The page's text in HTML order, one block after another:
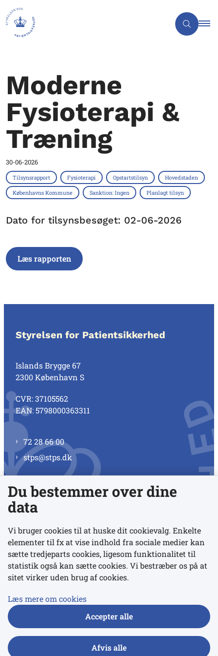
Moderne
Fysioterapi &
Træning
30-06-2026
Tilsynsrapport Fysioterapi Opstartstilsyn Hovedstaden
Københavns Kommune Sanktion: Ingen Planlagt tilsyn
Dato for tilsynsbesøget: 02-06-2026
Læs rapporten
Styrelsen for Patientsikkerhed
Islands Brygge 67
2300 København S
CVR: 37105562
EAN: 5798000363311
72 28 66 00
stps@stps.dk
Se alle kontaktnumre
Links
Udgivelser
Du bestemmer over dine
data
Vi bruger cookies til at huske dit cookievalg. Enkelte
elementer til fx at vise indhold fra sociale medier kan
sætte tredjeparts cookies, ligesom funktionalitet til
statistik også kan sætte cookies. Vi bestræber os på at
sitet virker uden brug af cookies.
Læs mere om cookies
Accepter alle
Afvis alle